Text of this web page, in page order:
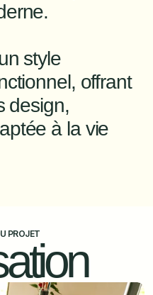
style
offrant
design,
à la vie
PROJET